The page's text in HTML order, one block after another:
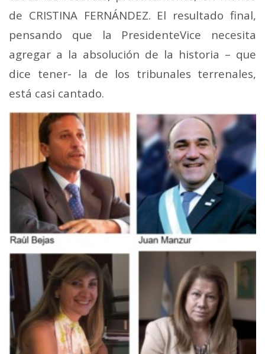
de CRISTINA FERNÁNDEZ. El resultado final,
pensando que la PresidenteVice necesita
agregar a la absolución de la historia – que
dice tener- la de los tribunales terrenales,
está casi cantado.